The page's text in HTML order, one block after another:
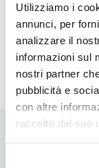
Utilizziamo i
annunci, per
analizzare il
informazioni sul
nostri partner
pubblicità e
con altre
raccolto dal suo
Prossimi
<li>Non ci